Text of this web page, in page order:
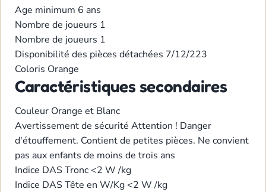
Age minimum 6 ans
Nombre de joueurs 1
Nombre de joueurs 1
Disponibilité des pièces détachées 7/12/223
Coloris Orange
Caractéristiques secondaires
Couleur Orange et Blanc
Avertissement de sécurité Attention ! Danger
d'étouffement. Contient de petites pièces. Ne convient
pas aux enfants de moins de trois ans
Indice DAS Tronc<2 W /kg
Indice DAS Tête en W/Kg<2 W /kg